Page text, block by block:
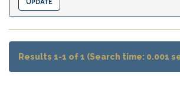
Results 1-1 of 1 (Search time: 0.001